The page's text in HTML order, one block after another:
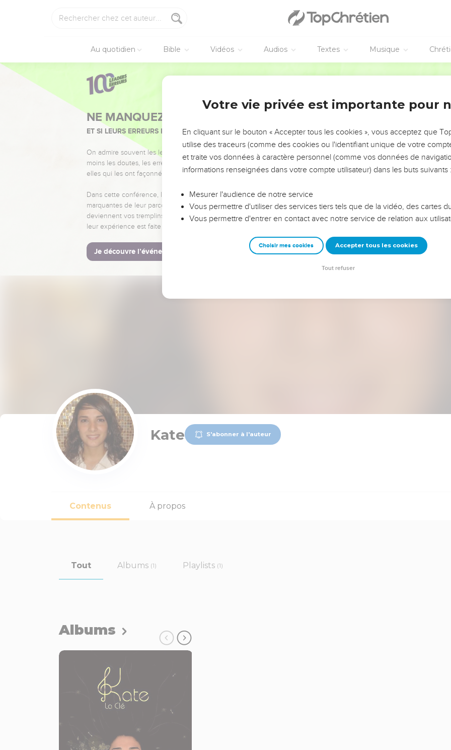
Au quotidien Bible Vidéos Audios Textes Musique
NE MANQUEZ PAS L’ÉVÉNEMENT DE L’ANNÉE !
ET SI LEURS ERREURS POUVAIENT VOUS ÉVITER LES VOTRES ?
On admire souvent les leaders pour leurs réussites, leur impact, leur foi ou leur vision. Mais on voit
moins les doutes, les erreurs et les saisons difficiles qu'ils ont traversés, alors même que ce sont
elles qui les ont façonnés.
Dans cette conférence, leaders, entrepreneurs, et responsables reviennent sur les erreurs
marquantes de leur parcours et les clés pour avancer avec plus de sagesse afin que leurs erreurs
deviennent vos tremplins. Que vous guidiez un ministère, une équipe, un groupe ou une famille,
leur expérience est faite pour vous.
Je découvre l’événement
Kate S'abonner à l'auteur
Contenus À propos
Tout Albums (1) Playlists (1)
Albums
Votre vie privée est importante pour
En cliquant sur le bouton « Accepter tous les cookies », vous acceptez que
utilise des traceurs (comme des cookies ou l'identifiant unique de votre
et traite vos données à caractère personnel (comme vos données de
informations renseignées dans votre compte utilisateur) dans les buts suivants :
Mesurer l'audience de notre service
Vous permettre d'utiliser des services tiers tels que de la vidéo, des cartes
Vous permettre d'entrer en contact avec notre service de relation aux
Choisir mes cookies Accepter tous les cookies
Tout refuser